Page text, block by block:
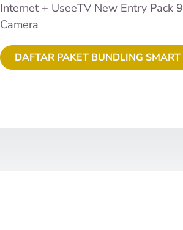
Internet + UseeTV New Entry Pack
Camera
DAFTAR PAKET BUNDLING